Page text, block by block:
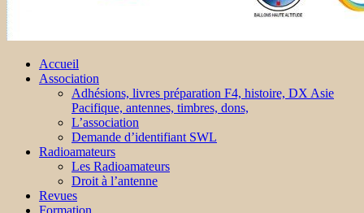
Accueil
Association
Adhésions, livres préparation F4, histoire, DX Asie
Pacifique, antennes, timbres, dons,
L’association
Demande d’identifiant SWL
Radioamateurs
Les Radioamateurs
Droit à l’antenne
Revues
Formation